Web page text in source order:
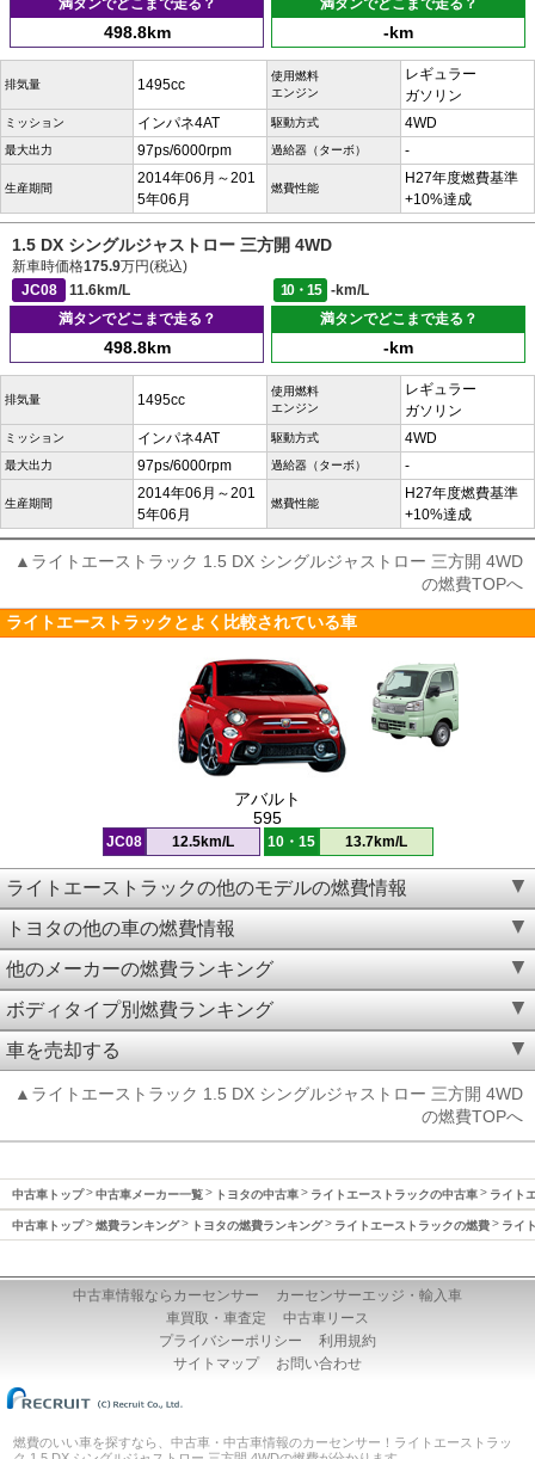
満タンでどこまで走る？
498.8km
満タンでどこまで走る？
-km
排気量 1495cc
使用燃料
エンジン
レギュラー
ガソリン
ミッション インパネ4AT 駆動方式 4WD
最大出力 97ps/6000rpm 過給器（ターボ） -
生産期間
2014年06月～201
5年06月
燃費性能
H27年度燃費基準
+10%達成
1.5 DX シングルジャストロー 三方開 4WD
新車時価格175.9万円(税込)
JC08
11.6km/L 10・15
-km/L
満タンでどこまで走る？
498.8km
満タンでどこまで走る？
-km
排気量 1495cc
使用燃料
エンジン
レギュラー
ガソリン
ミッション インパネ4AT 駆動方式 4WD
最大出力 97ps/6000rpm 過給器（ターボ） -
生産期間
2014年06月～201
5年06月
燃費性能
H27年度燃費基準
+10%達成
▲ライトエーストラック 1.5 DX シングルジャストロー 三方開 4WD
の燃費TOPへ
ライトエーストラックとよく比較されている車
アバルト
595
JC08 12.5km/L 10・15 13.7km/L
ライトエーストラックの他のモデルの燃費情報
トヨタの他の車の燃費情報
他のメーカーの燃費ランキング
ボディタイプ別燃費ランキング
車を売却する
▲ライトエーストラック 1.5 DX シングルジャストロー 三方開 4WD
の燃費TOPへ
中古車トップ 中古車メーカー一覧 トヨタの中古車 ライトエーストラックの中古車 ライト
中古車トップ 燃費ランキング トヨタの燃費ランキング ライトエーストラックの燃費 ライ
中古車情報ならカーセンサー
カーセンサーエッジ・輸入車
車買取・車査定
中古車リース
プライバシーポリシー
利用規約
サイトマップ
お問い合わせ
燃費のいい車を探すなら、中古車・中古車情報のカーセンサー！ライトエーストラッ